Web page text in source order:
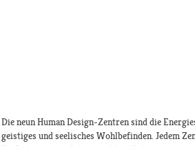
Die neun Human Design-Zentren sind die
geistiges und seelisches Wohlbefinden. Jedem